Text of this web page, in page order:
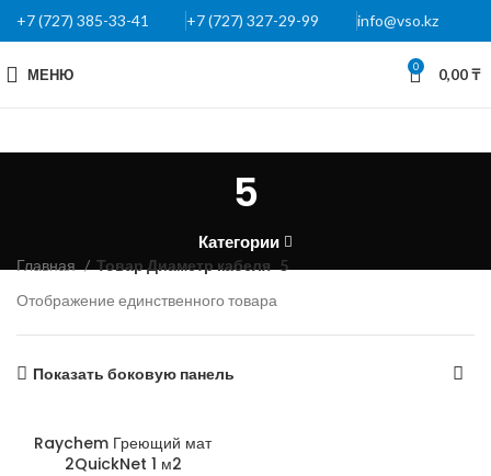
+7 (727) 385-33-41 +7 (727) 327-29-99 info@vso.kz
МЕНЮ 0 0,00₸
5
Категории
Главная Товар Диаметр кабеля
5
Отображение единственного товара
Показать боковую панель
Raychem Греющий мат
2QuickNet 1 м2